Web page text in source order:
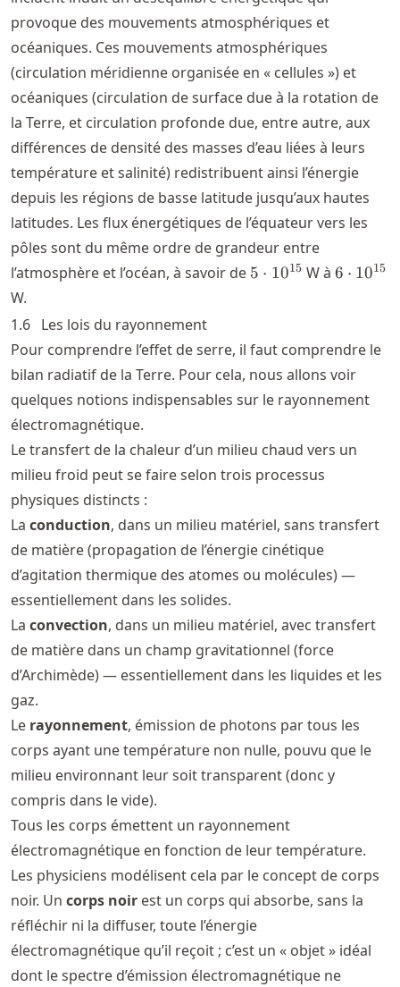
provoque des mouvements atmosphériques et
océaniques. Ces mouvements atmosphériques
(circulation méridienne organisée en « cellules ») et
océaniques (circulation de surface due à la rotation de
la Terre, et circulation profonde due, entre autre, aux
différences de densité des masses d’eau liées à leurs
température et salinité) redistribuent ainsi l’énergie
depuis les régions de basse latitude jusqu’aux hautes
latitudes. Les flux énergétiques de l’équateur vers les
pôles sont du même ordre de grandeur entre
l’atmosphère et l’océan, à savoir de 5\cdot
5 ⋅ 1015 W à 6\cdot
6 ⋅ 1015
W.
1.6 Les lois du rayonnement
Pour comprendre l’effet de serre, il faut comprendre le
bilan radiatif de la Terre. Pour cela, nous allons voir
quelques notions indispensables sur le rayonnement
électromagnétique.
Le transfert de la chaleur d’un milieu chaud vers un
milieu froid peut se faire selon trois processus
physiques distincts :
La conduction, dans un milieu matériel, sans transfert
de matière (propagation de l’énergie cinétique
d’agitation thermique des atomes ou molécules) —
essentiellement dans les solides.
La convection, dans un milieu matériel, avec transfert
de matière dans un champ gravitationnel (force
d’Archimède) — essentiellement dans les liquides et les
gaz.
Le rayonnement, émission de photons par tous les
corps ayant une température non nulle, pouvu que le
milieu environnant leur soit transparent (donc y
compris dans le vide).
Tous les corps émettent un rayonnement
électromagnétique en fonction de leur température.
Les physiciens modélisent cela par le concept de corps
noir. Un corps noir est un corps qui absorbe, sans la
réfléchir ni la diffuser, toute l’énergie
électromagnétique qu’il reçoit ; c’est un « objet » idéal
dont le spectre d’émission électromagnétique ne